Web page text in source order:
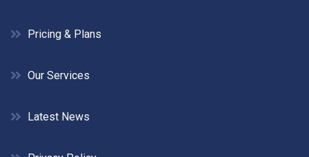
Pricing & Plans
Our Services
Latest News